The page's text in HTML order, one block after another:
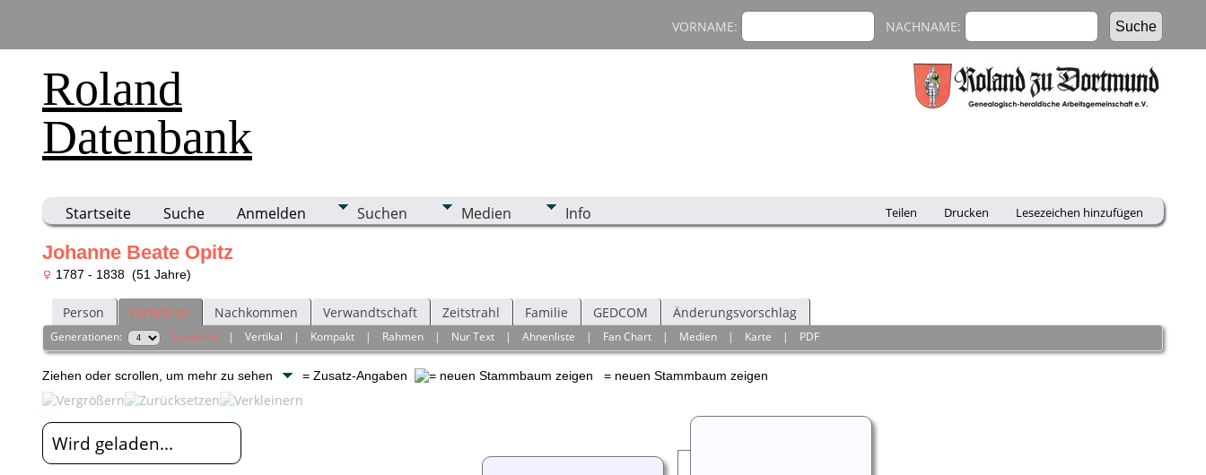
Roland
Datenbank
VORNAME: NACHNAME:
Startseite Suche Anmelden Suchen Medien Info Teilen Drucken Lesezeichen hinzufügen
Johanne Beate Opitz
1787 - 1838 (51 Jahre)
Person Vorfahren Nachkommen Verwandtschaft Zeitstrahl Familie GEDCOM Änderungsvorschlag
Generationen: Standard |Vertikal | Kompakt | Rahmen | Nur Text |Ahnenliste | Fan Chart | Medien | Karte | PDF
Ziehen oder scrollen, um mehr zu sehen = Zusatz-Angaben = neuen Stammbaum zeigen
Wird geladen...